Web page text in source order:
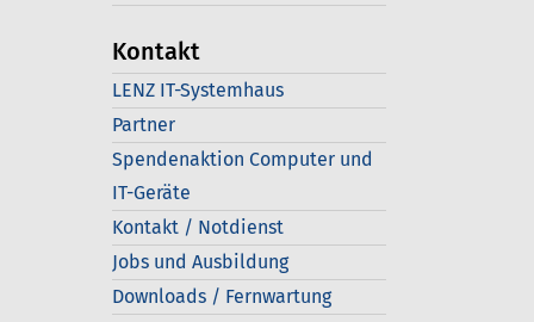
Kontakt
LENZ IT-Systemhaus
Partner
Spendenaktion Computer und
IT-Geräte
Kontakt / Notdienst
Jobs und Ausbildung
Downloads / Fernwartung